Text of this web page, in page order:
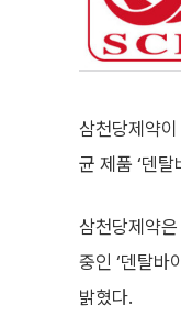
삼천당제약
균 제품 ‘덴
삼천당제약
중인 ‘덴탈바
밝혔다.